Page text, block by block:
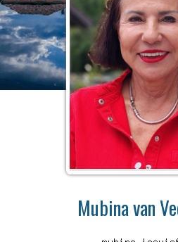
Mubina van